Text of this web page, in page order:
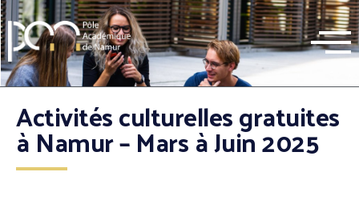
Activités culturelles gratuites
à Namur – Mars à Juin 2025